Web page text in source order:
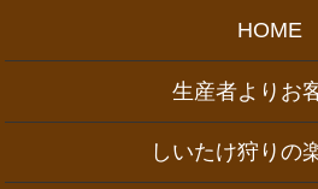
HOME
生産者よりお
しいたけ狩りの